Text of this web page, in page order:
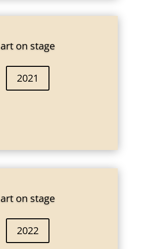
art on stage
2021
art on stage
2022